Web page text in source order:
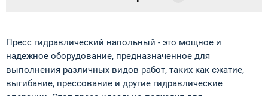
Пресс гидравлический напольный - это мощное и
надежное оборудование, предназначенное для
выполнения различных видов работ, таких как сжатие,
выгибание, прессование и другие гидравлические